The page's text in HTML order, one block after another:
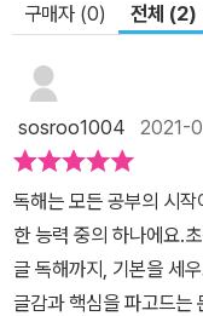
구매자 (0) 전체 (2)
sosroo1004 2021-
독해는 모든 공부의 시
한 능력 중의 하나에요.
글 독해까지, 기본을 세
글감과 핵심을 파고드는